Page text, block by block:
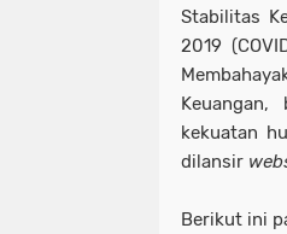
Stabilitas
2019
kekuatan
dilansir
Berikut ini